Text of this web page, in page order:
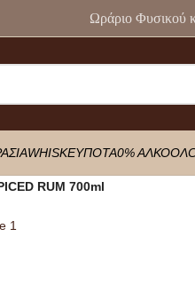
Ωράριο Φυσικού
WHISKEYΠΟΤΑ0% ΑΛΚΟΟΛ
RUM 700ml